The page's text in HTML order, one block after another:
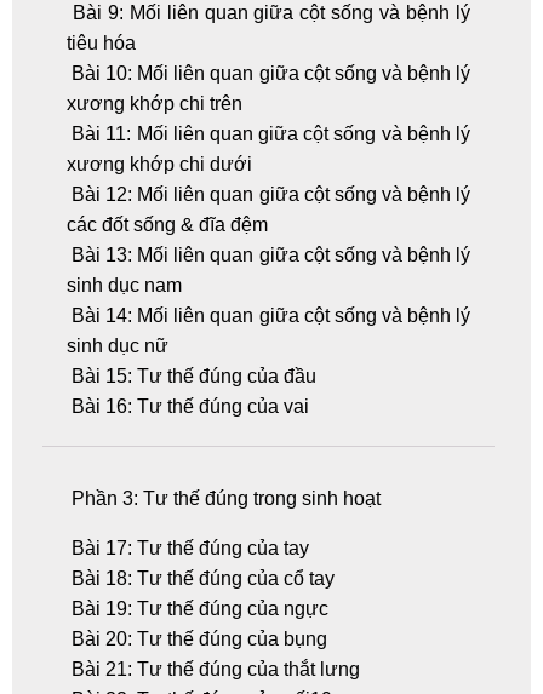
Bài 9: Mối liên quan giữa cột sống và bệnh lý
tiêu hóa
Bài 10: Mối liên quan giữa cột sống và bệnh lý
xương khớp chi trên
Bài 11: Mối liên quan giữa cột sống và bệnh lý
xương khớp chi dưới
Bài 12: Mối liên quan giữa cột sống và bệnh lý
các đốt sống & đĩa đệm
Bài 13: Mối liên quan giữa cột sống và bệnh lý
sinh dục nam
Bài 14: Mối liên quan giữa cột sống và bệnh lý
sinh dục nữ
Bài 15: Tư thế đúng của đầu
Bài 16: Tư thế đúng của vai
Phần 3: Tư thế đúng trong sinh hoạt
Bài 17: Tư thế đúng của tay
Bài 18: Tư thế đúng của cổ tay
Bài 19: Tư thế đúng của ngực
Bài 20: Tư thế đúng của bụng
Bài 21: Tư thế đúng của thắt lưng